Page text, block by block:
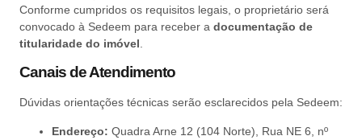
Conforme cumpridos os requisitos legais, o proprietário será
convocado à Sedeem para receber a documentação de
titularidade do imóvel
Canais de Atendimento
Dúvidas orientações técnicas serão esclarecidos pela Sedeem:
Endereço: Quadra Arne 12 (104 Norte), Rua NE 6, nº